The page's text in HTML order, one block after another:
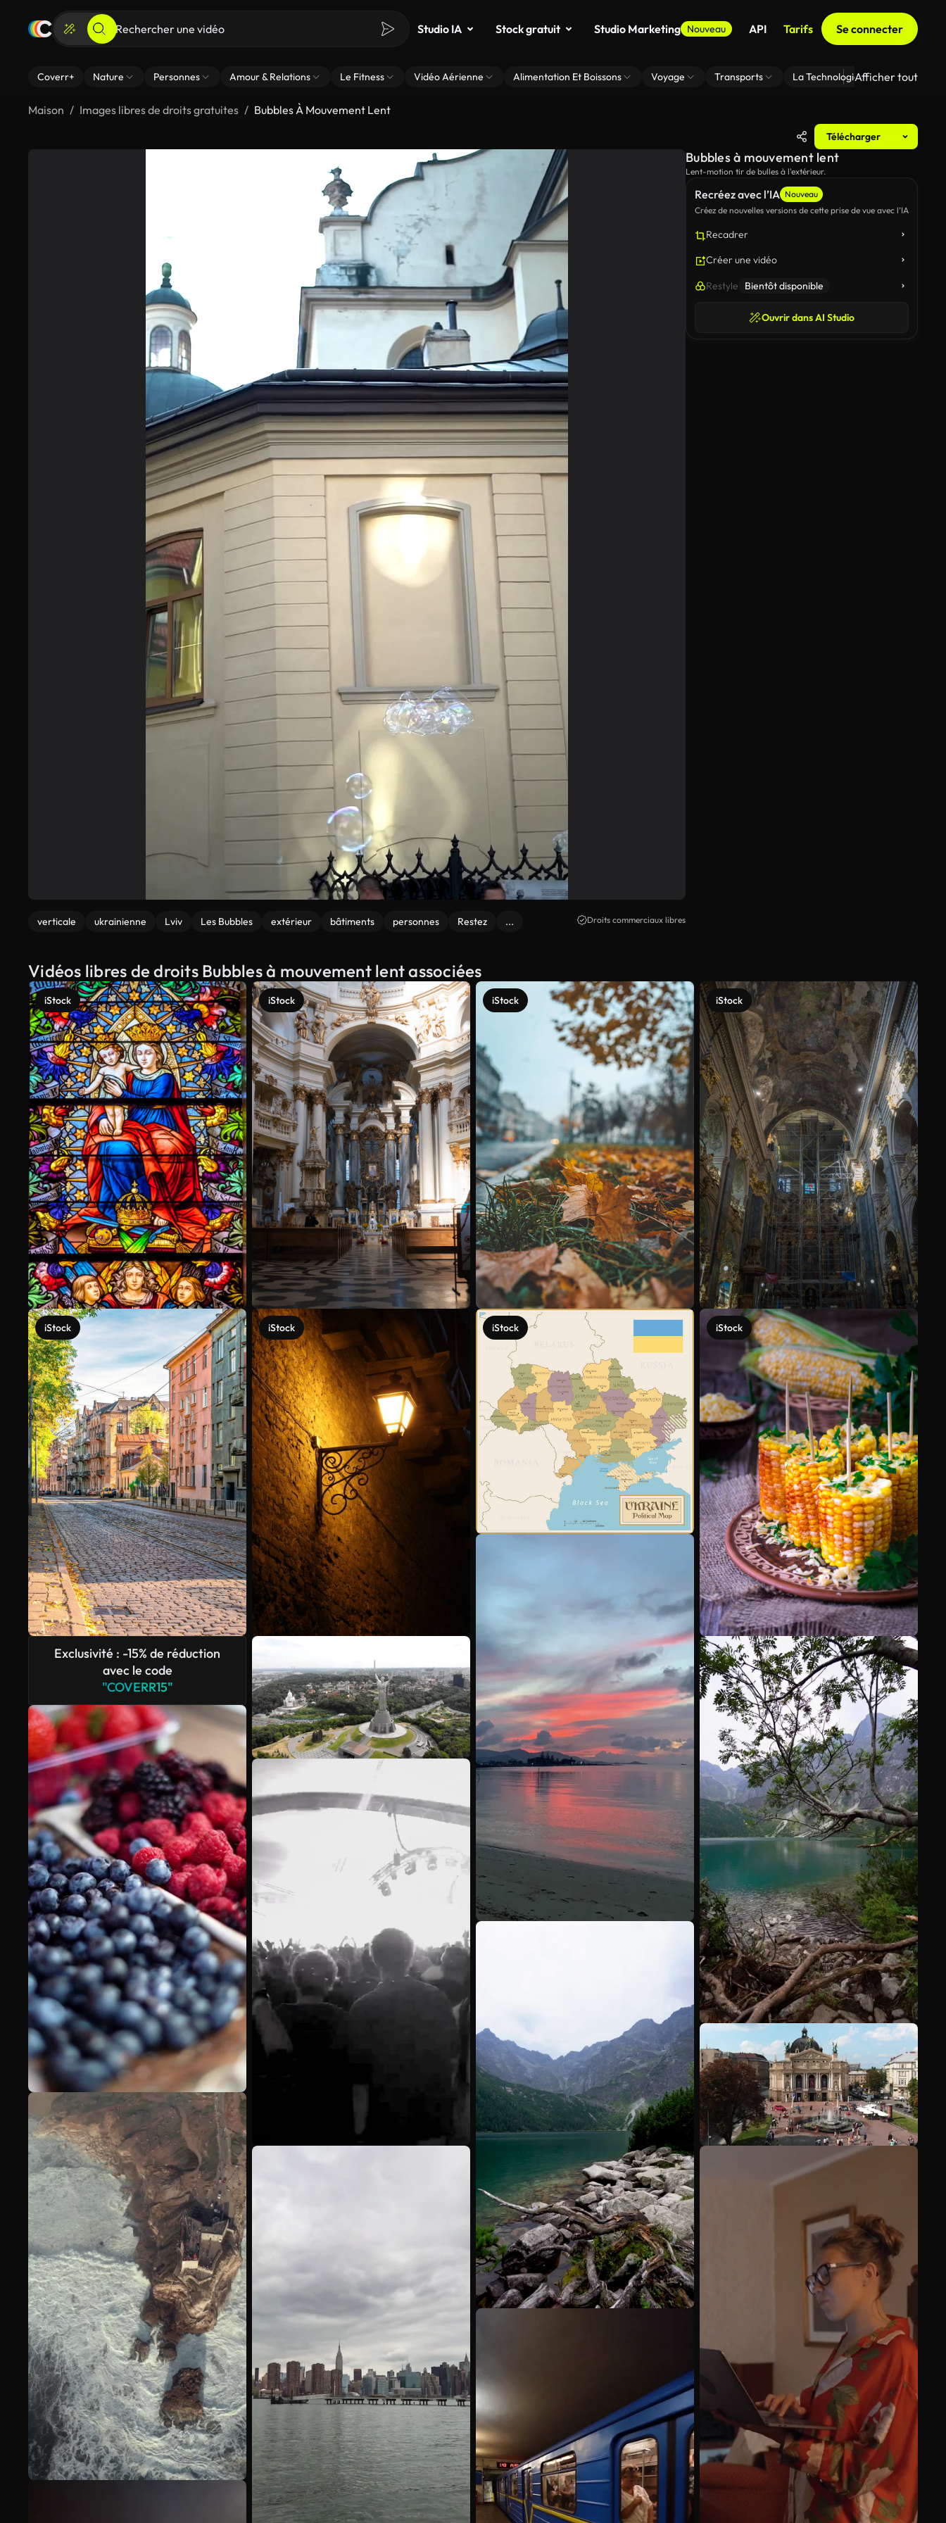
Studio IA Stock gratuit Studio Marketing Nouveau API Tarifs Se connecter
Coverr+ Nature Personnes Amour & Relations Le Fitness Vidéo Aérienne Alimentation Et Boissons Voyage Transports La Technologie Zoom En
Afficher tout
Maison Images libres de droits gratuites Bubbles À Mouvement Lent
Télécharger
verticale ukrainienne Lviv Les Bubbles extérieur bâtiments personnes Restez ... Droits commerciaux libres
Recréez avec l’IA Nouveau
Créez de nouvelles versions de cette prise de vue avec l’IA
Recadrer
Créer une vidéo
Restyle Bientôt disponible
Ouvrir dans AI Studio
Bubbles à mouvement lent
Lent-motion tir de bulles à l'extérieur.
Vidéos libres de droits Bubbles à mouvement lent associées
iStock
iStock
Exclusivité : -15% de réduction
avec le code
"COVERR15"
iStock
iStock
iStock
iStock
iStock
iStock
Voir plus